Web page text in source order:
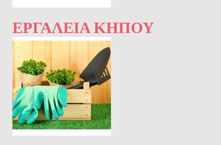
ΕΡΓΑΛΕΊΑ ΚΉΠΟΥ